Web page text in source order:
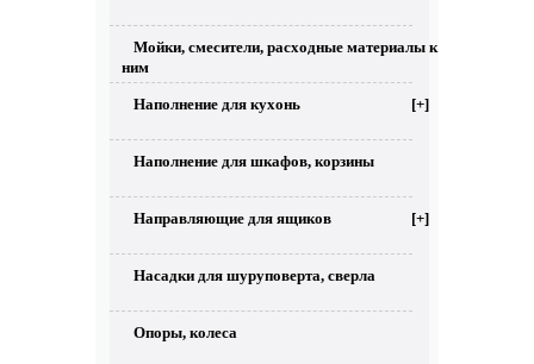
Мойки, смесители, расходные материалы к
ним
Наполнение для кухонь [+]
Наполнение для шкафов, корзины
Направляющие для ящиков [+]
Насадки для шуруповерта, сверла
Опоры, колеса